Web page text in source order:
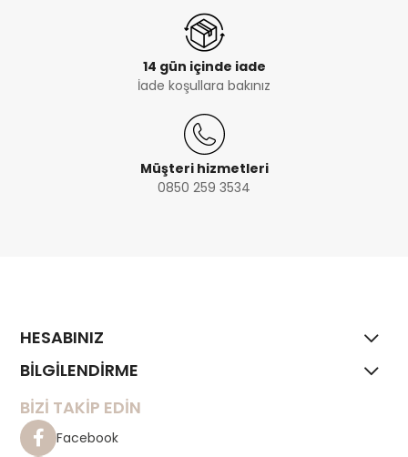
14 gün içinde iade
İade koşullara bakınız
Müşteri hizmetleri
0850 259 3534
HESABINIZ
BİLGİLENDİRME
BİZİ TAKİP EDİN
Facebook